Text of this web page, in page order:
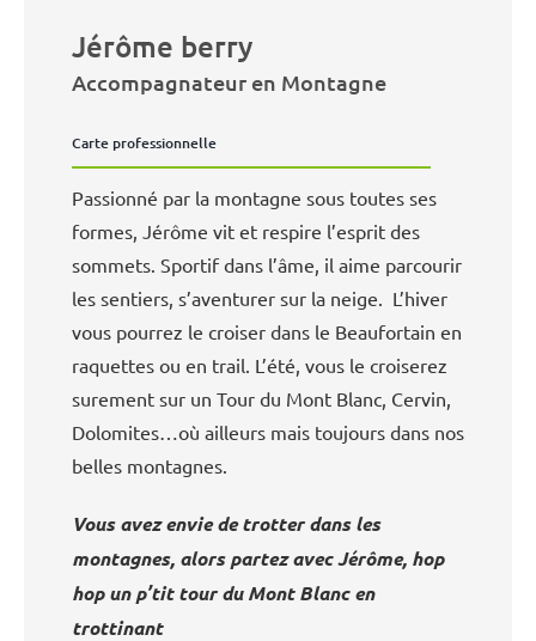
Jérôme berry
Accompagnateur en Montagne
Carte professionnelle
Passionné par la montagne sous toutes ses
formes, Jérôme vit et respire l’esprit des
sommets. Sportif dans l’âme, il aime parcourir
les sentiers, s’aventurer sur la neige. L’hiver
vous pourrez le croiser dans le Beaufortain en
raquettes ou en trail. L’été, vous le croiserez
surement sur un Tour du Mont Blanc, Cervin,
Dolomites…où ailleurs mais toujours dans nos
belles montagnes.
Vous avez envie de trotter dans les
montagnes, alors partez avec Jérôme, hop
hop un p’tit tour du Mont Blanc en
trottinant